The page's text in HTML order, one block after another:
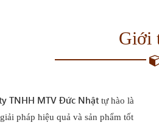
Giới
TNHH MTV Đức Nhật tự hào là
pháp hiệu quả và sản phẩm tốt